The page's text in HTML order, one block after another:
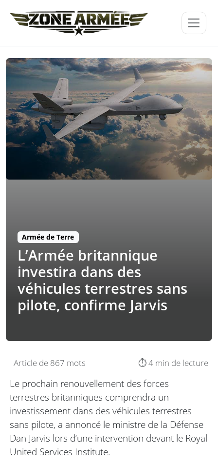
Armée de Terre
L’Armée britannique
investira dans des
véhicules terrestres sans
pilote, confirme Jarvis
Article de 867 mots ⏱️ 4 min de lecture
Le prochain renouvellement des forces
terrestres britanniques comprendra un
investissement dans des véhicules terrestres
sans pilote, a annoncé le ministre de la Défense
Dan Jarvis lors d’une intervention devant le Royal
United Services Institute.